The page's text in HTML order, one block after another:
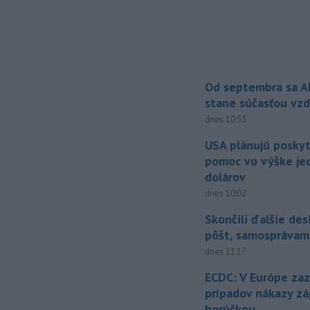
Od septembra sa
stane súčasťou
dnes 10:53
USA plánujú
pomoc vo výške
dolárov
dnes 10:02
Skončili ďalšie
pôšt,
dnes 11:17
ECDC: V Európe
prípadov nákazy